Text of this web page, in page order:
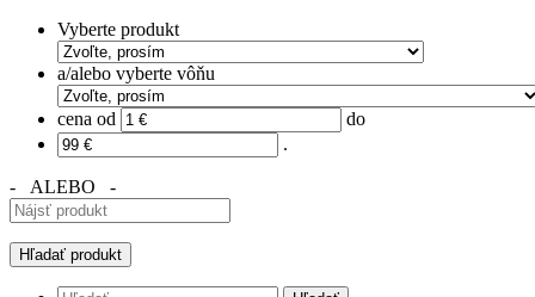
Vyberte produkt
a/alebo vyberte vôňu
cena od
do
.
- ALEBO -